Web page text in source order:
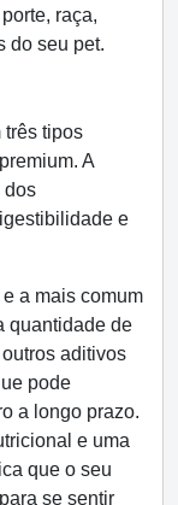
raça,
do seu pet.
três tipos
A
dos
e
a mais comum
quantidade de
aditivos
pode
a longo prazo.
e uma
que o seu
se sentir